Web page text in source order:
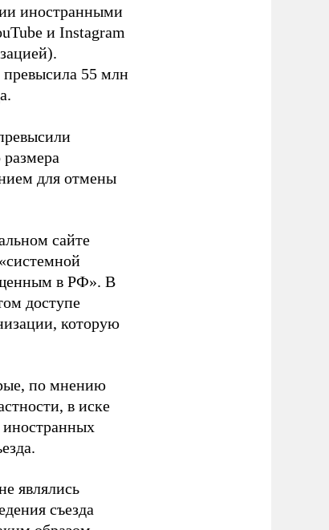
иностранными
и Instagram
превысила 55 млн
для отмены
сайте
в РФ». В
доступе
которую
по мнению
в иске
иностранных
являлись
съезда